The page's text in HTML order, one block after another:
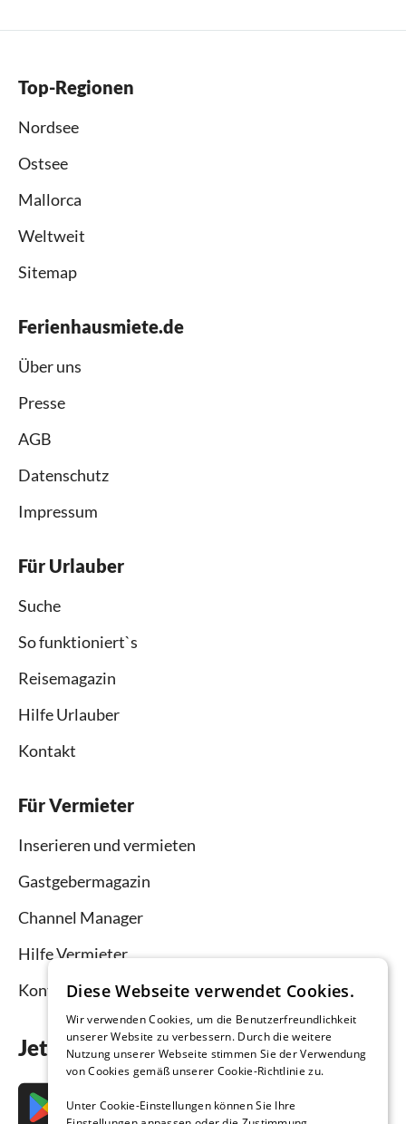
Top-Regionen
Nordsee
Ostsee
Mallorca
Weltweit
Sitemap
Ferienhausmiete.de
Über uns
Presse
AGB
Datenschutz
Impressum
Für Urlauber
Suche
So funktioniert`s
Reisemagazin
Hilfe Urlauber
Kontakt
Für Vermieter
Inserieren und vermieten
Gastgebermagazin
Channel Manager
Hilfe Vermieter
Kontakt
Jetzt die App downloaden
Diese Webseite verwendet Cookies.
Wir verwenden Cookies, um die Benutzerfreundlichkeit
unserer Website zu verbessern. Durch die weitere
Nutzung unserer Webseite stimmen Sie der Verwendung
von Cookies gemäß unserer Cookie-Richtlinie zu.
Unter Cookie-Einstellungen können Sie Ihre